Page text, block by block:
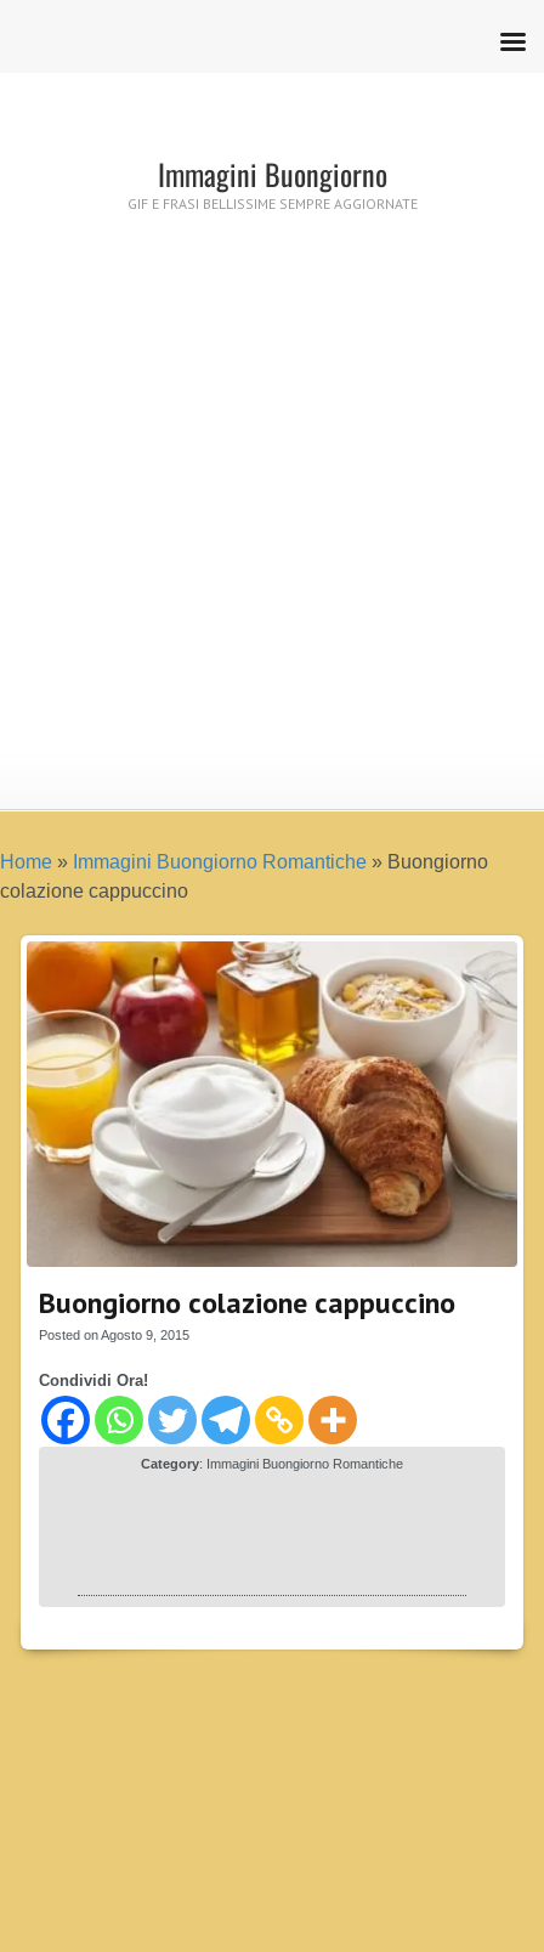
Immagini Buongiorno
GIF E FRASI BELLISSIME SEMPRE AGGIORNATE
Home » Immagini Buongiorno Romantiche » Buongiorno
colazione cappuccino
Buongiorno colazione cappuccino
Posted on Agosto 9, 2015
Condividi Ora!
Category: Immagini Buongiorno Romantiche